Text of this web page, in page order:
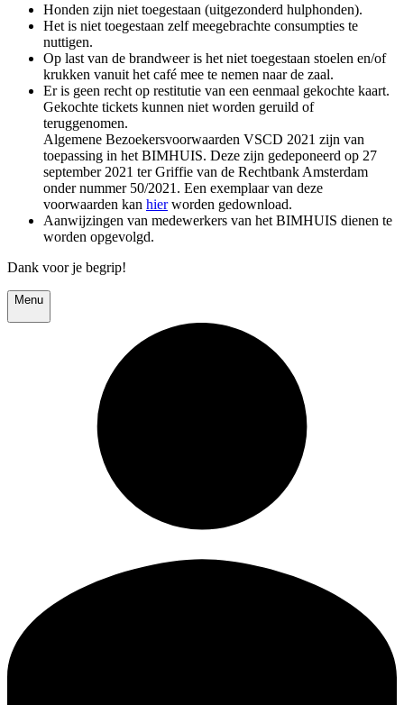
Honden zijn niet toegestaan (uitgezonderd hulphonden).
Het is niet toegestaan zelf meegebrachte consumpties te
nuttigen.
Op last van de brandweer is het niet toegestaan stoelen en/of
krukken vanuit het café mee te nemen naar de zaal.
Er is geen recht op restitutie van een eenmaal gekochte kaart.
Gekochte tickets kunnen niet worden geruild of
teruggenomen.
Algemene Bezoekersvoorwaarden VSCD 2021 zijn van
toepassing in het BIMHUIS. Deze zijn gedeponeerd op 27
september 2021 ter Griffie van de Rechtbank Amsterdam
onder nummer 50/2021. Een exemplaar van deze
voorwaarden kan hierworden gedownload.
Aanwijzingen van medewerkers van het BIMHUIS dienen te
worden opgevolgd.
Dank voor je begrip!
Menu